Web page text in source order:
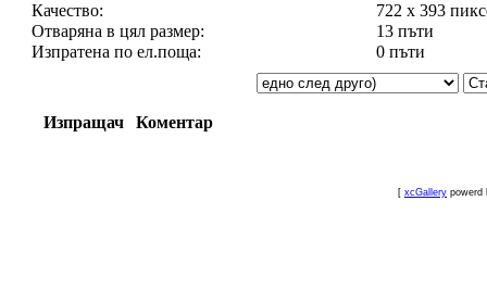
Качество:
722 x 393
Отваряна в цял размер:
13 пъти
Изпратена по ел.поща:
0 пъти
Изпращач Коментар
[ xcGallery